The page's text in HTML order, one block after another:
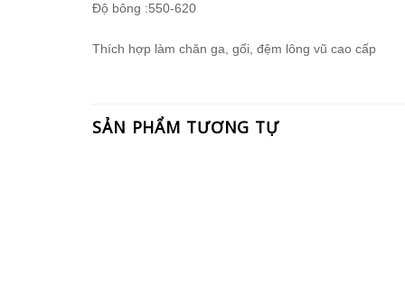
Độ bông :550-620
Thích hợp làm chăn ga, gối, đệm lông vũ cao cấp
SẢN PHẨM TƯƠNG TỰ